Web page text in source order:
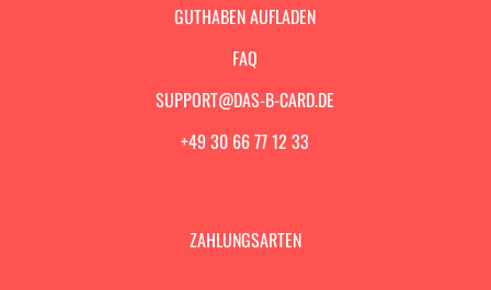
GUTHABEN AUFLADEN
FAQ
SUPPORT@DAS-B-CARD.DE
+49 30 66 77 12 33
ZAHLUNGSARTEN